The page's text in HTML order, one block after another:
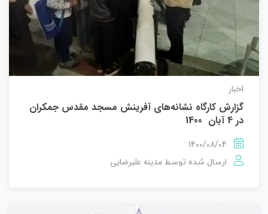
اخبار
گزارش کارگاه نشانه‌های آفرینش مسجد مقدس جمکران
در 4 آبان 1400
1400/08/04
ارسال شده توسط مدینه علیرضایی